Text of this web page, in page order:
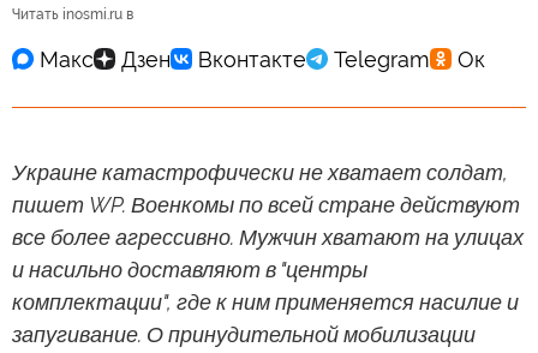
Читать inosmi.ru в
Украине катастрофически не хватает солдат,
пишет WP. Военкомы по всей стране действуют
все более агрессивно. Мужчин хватают на улицах
и насильно доставляют в "центры
комплектации", где к ним применяется насилие и
запугивание. О принудительной мобилизации